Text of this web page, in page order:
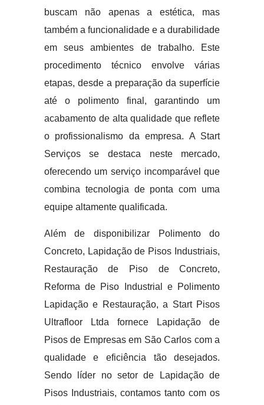
buscam não apenas a estética, mas
também a funcionalidade e a durabilidade
em seus ambientes de trabalho. Este
procedimento técnico envolve várias
etapas, desde a preparação da superfície
até o polimento final, garantindo um
acabamento de alta qualidade que reflete
o profissionalismo da empresa. A Start
Serviços se destaca neste mercado,
oferecendo um serviço incomparável que
combina tecnologia de ponta com uma
equipe altamente qualificada.
Além de disponibilizar Polimento do
Concreto, Lapidação de Pisos Industriais,
Restauração de Piso de Concreto,
Reforma de Piso Industrial e Polimento
Lapidação e Restauração, a Start Pisos
Ultrafloor Ltda fornece Lapidação de
Pisos de Empresas em São Carlos com a
qualidade e eficiência tão desejados.
Sendo líder no setor de Lapidação de
Pisos Industriais, contamos tanto com os